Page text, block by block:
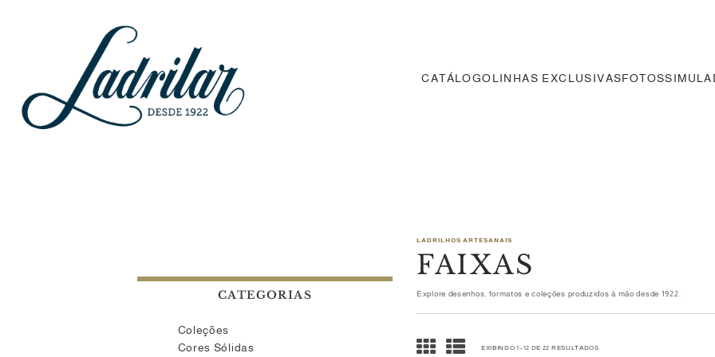
CATÁLOGOLINHAS EXCLUSIVASFOTOS
LADRILHOS ARTESANAIS
FAIXAS
Explore desenhos, formatos e coleções produzidos à mão desde 1922.
EXIBINDO 1–12 DE 22 RESULTADOS
CATEGORIAS
Coleções
Cores Sólidas